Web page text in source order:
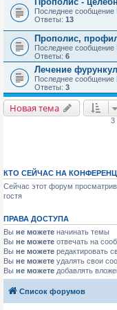
Последнее сообщение
Ответы: 13
Прополис,
Последнее сообщение
Ответы: 6
Лечение
Последнее сообщение
Ответы: 3
Новая тема
3
КТО СЕЙЧАС НА
Сейчас этот форум
гостя
ПРАВА ДОСТУПА
Вы не можете начинать темы
Вы не можете отвечать на
Вы не можете редактировать
Вы не можете удалять свои
Вы не можете добавлять
Список форумов